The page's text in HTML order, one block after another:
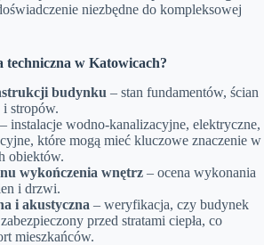
niezbędne do kompleksowej
techniczna w Katowicach?
budynku – stan fundamentów, ścian
stropów.
– instalacje wodno-kanalizacyjne, elektryczne,
które mogą mieć kluczowe znaczenie w
obiektów.
wykończenia wnętrz – ocena wykonania
i drzwi.
i akustyczna – weryfikacja, czy budynek
przed stratami ciepła, co
mieszkańców.